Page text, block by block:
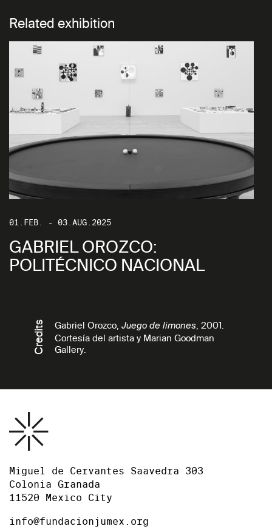
Related exhibition
01.FEB. - 03.AUG.2025
GABRIEL OROZCO:
POLITÉCNICO NACIONAL
Credits Gabriel Orozco, Juego de limones, 2001.
Cortesía del artista y Marian Goodman
Gallery.
Miguel de Cervantes Saavedra 303
Colonia Granada
11520 Mexico City
info@fundacionjumex.org